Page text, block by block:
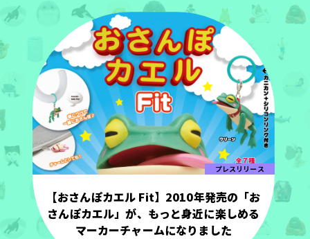
プレスリリース
【おさんぽカエル Fit】2010年発売の「お
さんぽカエル」が、もっと身近に楽しめる
マーカーチャームになりました